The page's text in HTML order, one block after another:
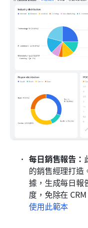
每日銷售報告：
的銷售經理打造
據，生成每日報
度，免除在
使用此範本